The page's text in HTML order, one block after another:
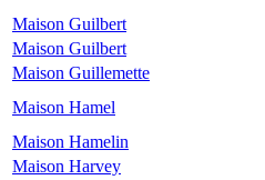
Maison Guilbert
Maison Guilbert
Maison Guillemette
Maison Hamel
Maison Hamelin
Maison Harvey